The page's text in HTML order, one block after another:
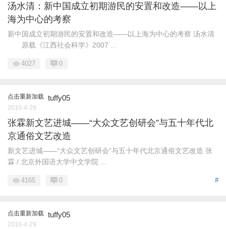
汤水清：新中国成立初期游民的安置和改造——以上
海为中心的考察
新中国成立初期游民的安置和改造——以上海为中心的考察 汤水清
原载《江西社会科学》2007 ...
4027 0
点击重新加载 tuffy05
2010-4-29
张霖新文艺进城——“大众文艺创研会”与五十年代北
京通俗文艺改造
新文艺进城——“大众文艺创研会”与五十年代北京通俗文艺改造 张
霖 / 北京外国语大学中文学院 ...
#
4165 0
点击重新加载 tuffy05
2010-4-29